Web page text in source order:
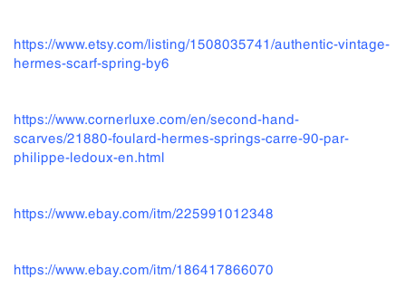
https://www.etsy.com/listing/1508035741/authentic-vintage-
hermes-scarf-spring-by6
https://www.cornerluxe.com/en/second-hand-
scarves/21880-foulard-hermes-springs-carre-90-par-
philippe-ledoux-en.html
https://www.ebay.com/itm/225991012348
https://www.ebay.com/itm/186417866070